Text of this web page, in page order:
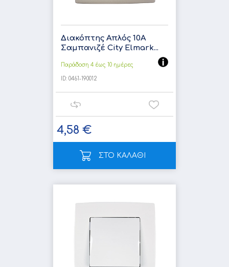
Διακόπτης Απλός 10A
Σαμπανιζέ City Elmark...
Παράδοση 4 έως 10 ημέρες
ID: 0461-190012
4,58 €
ΣΤΟ ΚΑΛΑΘΙ